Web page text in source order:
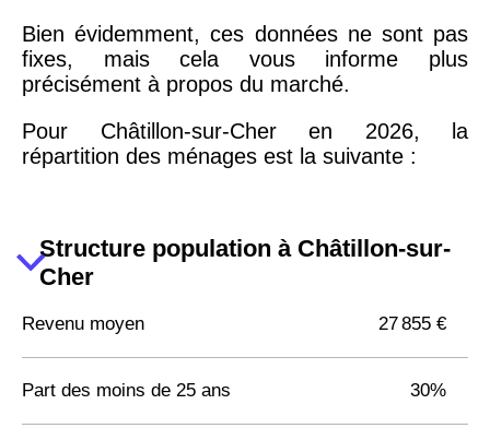
Bien évidemment, ces données ne sont pas
fixes, mais cela vous informe plus
précisément à propos du marché.
Pour Châtillon-sur-Cher en 2026, la
répartition des ménages est la suivante :
Structure population à Châtillon-sur-
Cher
Revenu moyen 27 855 €
Part des moins de 25 ans 30%